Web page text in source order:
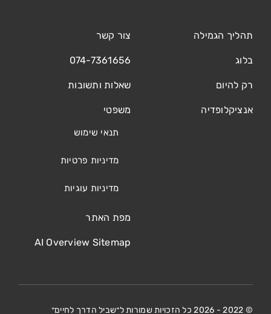
תהליך הגמילה
בלוג
רק להיום
אנציקלופדיה
צור קשר
074-7361656
שאלות ותשובות
משפטי
תנאי שימוש
מדיניות פרטיות
מדיניות עוגיות
מפת האתר
AI Overview Sitemap
© 2022 - 2026 כל הזכויות שמורות ל״שביל הדרך לחיים״